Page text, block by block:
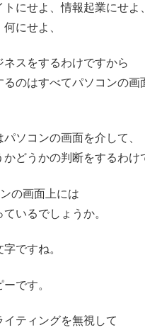
にせよ、情報起業にせよ、
にせよ、
ネスをするわけですから
るのはすべてパソコンの画
ソコンの画面を介して、
どうかの判断をするわけ
の画面上には
いるでしょうか。
ですね。
です。
イティングを無視して